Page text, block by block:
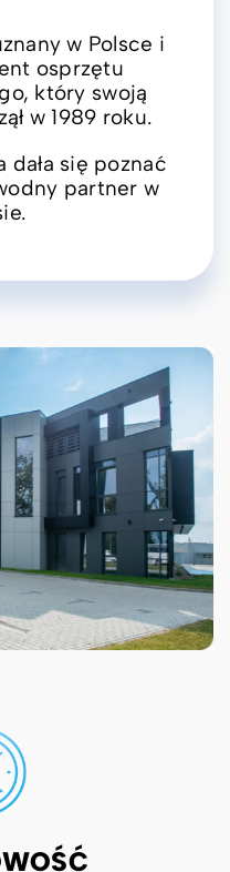
w Polsce i
osprzętu
który swoją
w 1989 roku.
się poznać
partner w